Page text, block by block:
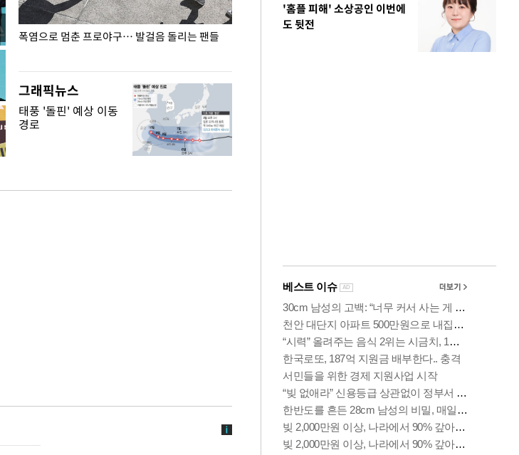
폭염으로 멈춘 프로야구… 발걸음 돌리는 팬들
이 대통령, '청년 대책 속도 높여야…폭염 문제도 입추 코앞인데
그래픽뉴스
태풍 '돌핀' 예상 이동
경로
'홈플 피해' 소상공인 이번에
도 뒷전